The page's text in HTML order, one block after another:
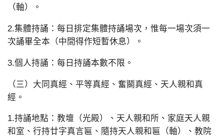
（軸）。
2.集體持誦：每日排定集體持誦場次，惟每一場次須一
次誦畢全本（中間得作短暫休息）。
3.個人持誦：每日持誦本數不限。
（三）大同真經、平等真經、奮鬬真經、天人親和真
經。
1.持誦地點：教壇（光殿）、天人親和所、家庭天人親
和室、行持廿字真言匾、隨持天人親和匾（軸）、教院